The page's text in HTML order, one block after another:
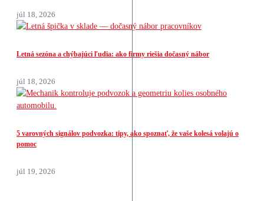
júl 18, 2026
Letná sezóna a chýbajúci ľudia: ako firmy riešia dočasný nábor
júl 18, 2026
5 varovných signálov podvozka: tipy, ako spoznať, že vaše kolesá volajú o
pomoc
júl 19, 2026